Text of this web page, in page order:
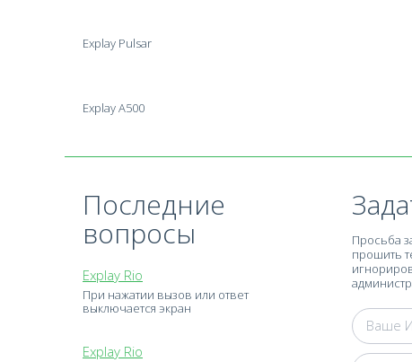
Explay Pulsar
Explay A500
Просьба
прошить
Последние
вопросы
Explay Rio
При нажатии вызов или ответ
выключается экран
Explay Rio